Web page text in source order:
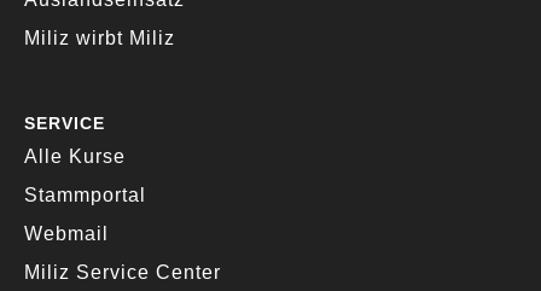
Miliz wirbt Miliz
SERVICE
Alle Kurse
Stammportal
Webmail
Miliz Service Center